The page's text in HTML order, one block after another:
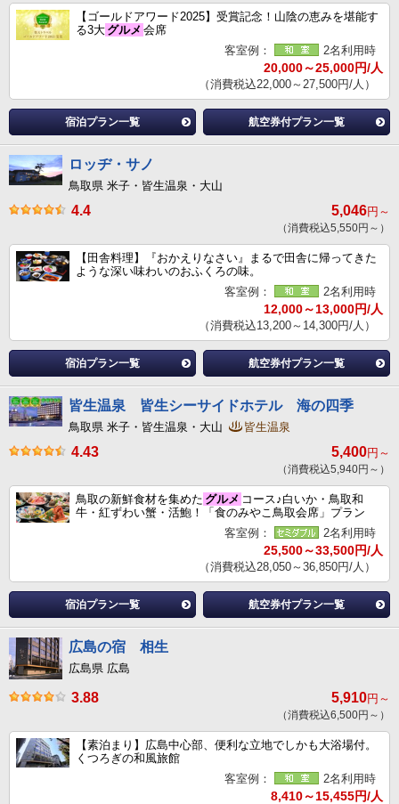
【ゴールドアワード2025】受賞記念！山陰の恵みを堪能す
る3大 グルメ 会席
客室例：
2名利用時
20,000～25,000円/人
（消費税込22,000～27,500円/人）
宿泊プラン一覧 航空券付プラン一覧
ロッヂ・サノ
鳥取県 米子・皆生温泉・大山
4.4 5,046円～
（消費税込5,550円～）
【田舎料理】『おかえりなさい』まるで田舎に帰ってきた
ような深い味わいのおふくろの味。
客室例：
2名利用時
12,000～13,000円/人
（消費税込13,200～14,300円/人）
宿泊プラン一覧 航空券付プラン一覧
皆生温泉 皆生シーサイドホテル 海の四季
鳥取県 米子・皆生温泉・大山 皆生温泉
4.43 5,400円～
（消費税込5,940円～）
鳥取の新鮮食材を集めた グルメ コース♪白いか・鳥取和
牛・紅ずわい蟹・活鮑！「食のみやこ鳥取会席」プラン
客室例：
2名利用時
25,500～33,500円/人
（消費税込28,050～36,850円/人）
宿泊プラン一覧 航空券付プラン一覧
広島の宿 相生
広島県 広島
3.88 5,910円～
（消費税込6,500円～）
【素泊まり】広島中心部、便利な立地でしかも大浴場付。
くつろぎの和風旅館
客室例：
2名利用時
8,410～15,455円/人